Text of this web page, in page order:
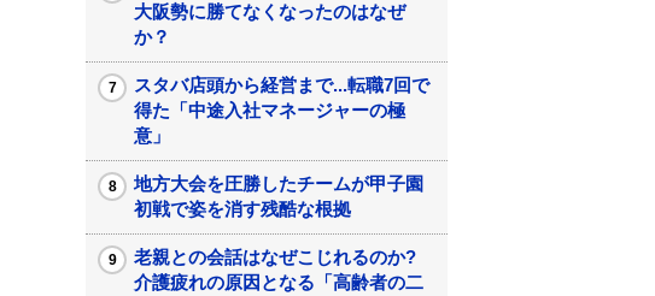
大阪勢に勝てなくなったのはなぜ
か？
スタバ店頭から経営まで...転職7回で
得た「中途入社マネージャーの極
意」
地方大会を圧勝したチームが甲子園
初戦で姿を消す残酷な根拠
老親との会話はなぜこじれるのか?
介護疲れの原因となる「高齢者の二